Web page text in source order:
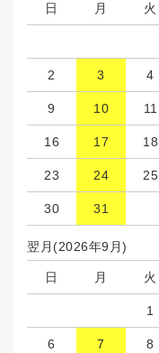
日 月 火
2 3 4
9 10 11
16 17 18
23 24 25
30 31
翌月(2026年9月)
日 月 火
1
6 7 8